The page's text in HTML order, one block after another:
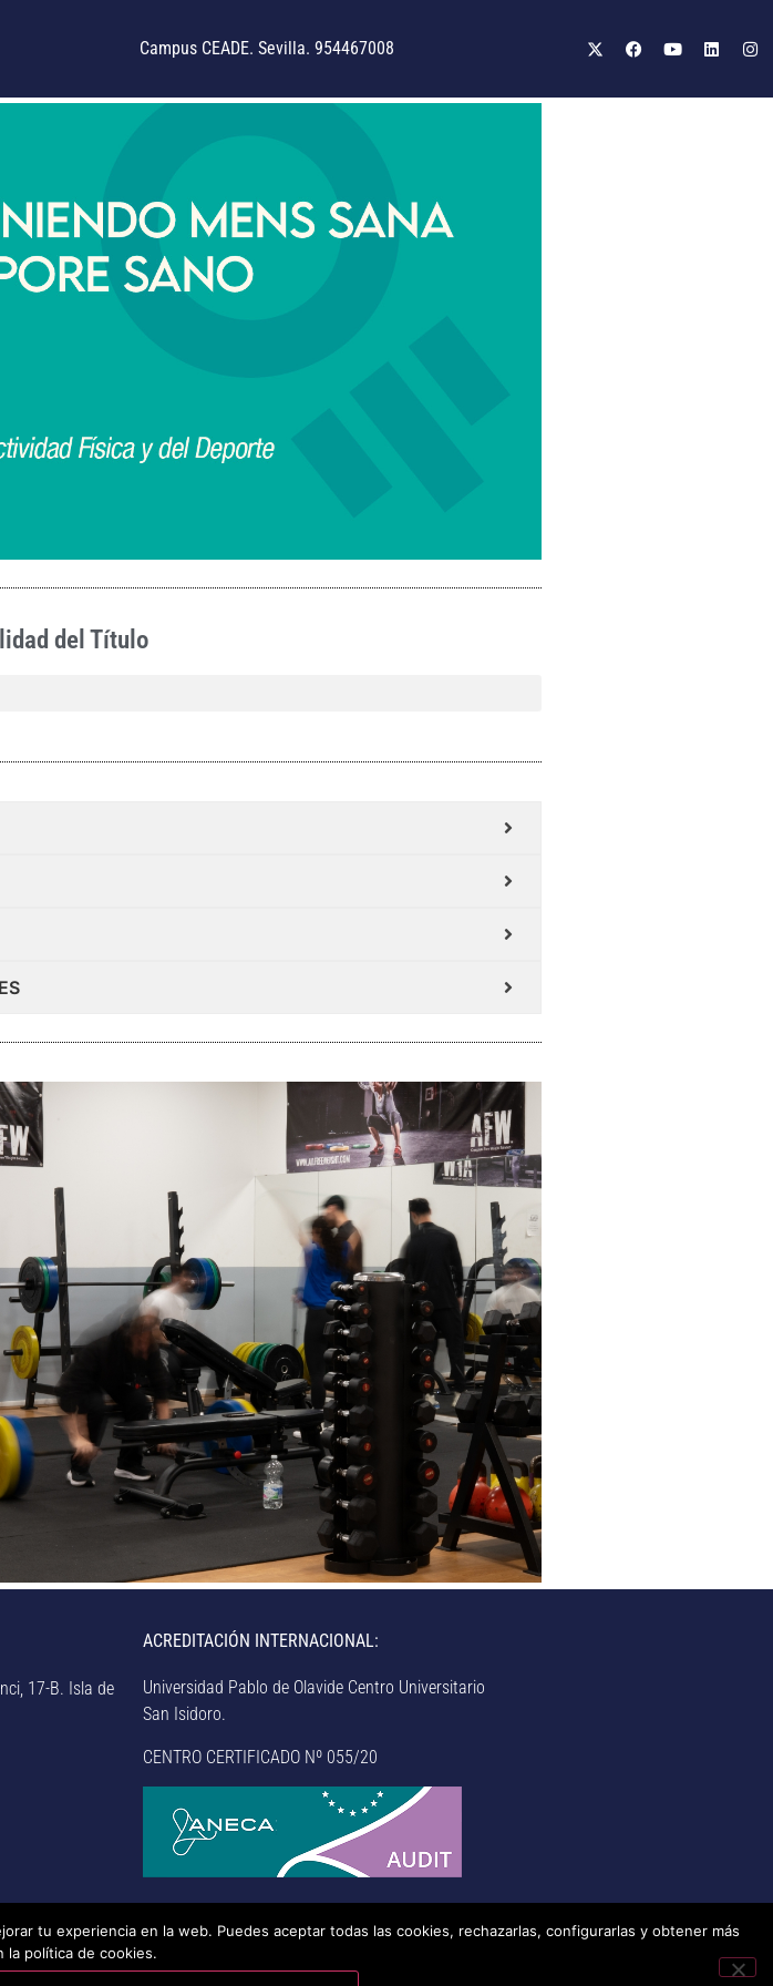
Campus CEADE. Sevilla. 954467008
del Título
17-B. Isla de
ACREDITACIÓN INTERNACIONAL:
Universidad Pablo de Olavide Centro Universitario
San Isidoro.
CENTRO CERTIFICADO Nº 055/20
– Aviso legal, política de
de información –Última
tu experiencia en la web. Puedes aceptar todas las cookies, rechazarlas, configurarlas y obtener más
la política de cookies.